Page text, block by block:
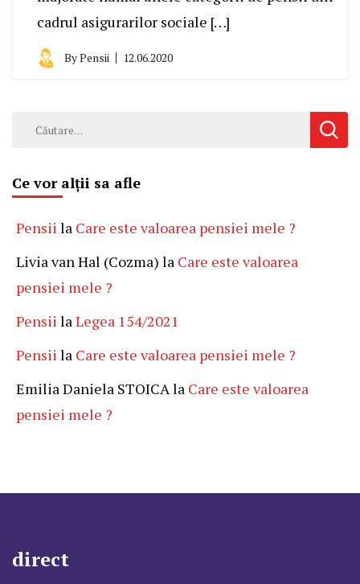
cadrul asigurarilor sociale […]
ByPensii 12.06.2020
Caută
Ce vor alții sa afle
Pensii la Care este valoarea pensiei mele ?
Livia van Hal (Cozma) la Care este valoarea
pensiei mele ?
Pensii laLegea 154/2021
Pensii la Care este valoarea pensiei mele ?
Emilia Daniela STOICAla Care este valoarea
pensiei mele ?
direct